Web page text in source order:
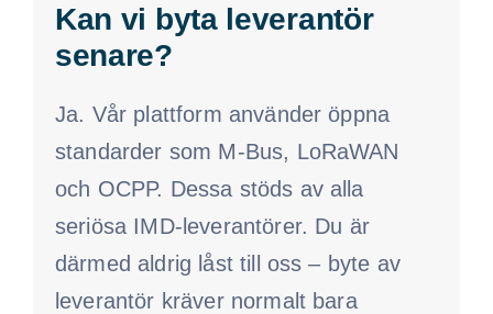
Kan vi byta leverantör
senare?
Ja. Vår plattform använder öppna
standarder som M-Bus, LoRaWAN
och OCPP. Dessa stöds av alla
seriösa IMD-leverantörer. Du är
därmed aldrig låst till oss – byte av
leverantör kräver normalt bara